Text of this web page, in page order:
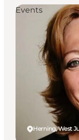
Herning, West
Events